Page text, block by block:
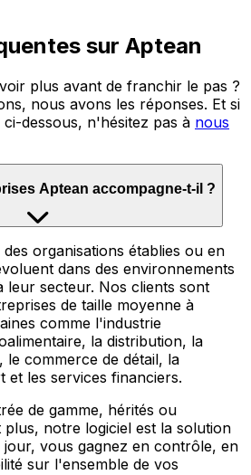
sur Aptean
plus avant de franchir le pas ?
nous avons les réponses. Et si
dessous, n'hésitez pas à nous
Aptean accompagne-t-il ?
organisations établies ou en
dans des environnements
leur secteur. Nos clients sont
de taille moyenne à
comme l'industrie
la distribution, la
le commerce de détail, la
et les services financiers.
de gamme, hérités ou
notre logiciel est la solution
jour, vous gagnez en contrôle, en
sur l'ensemble de vos